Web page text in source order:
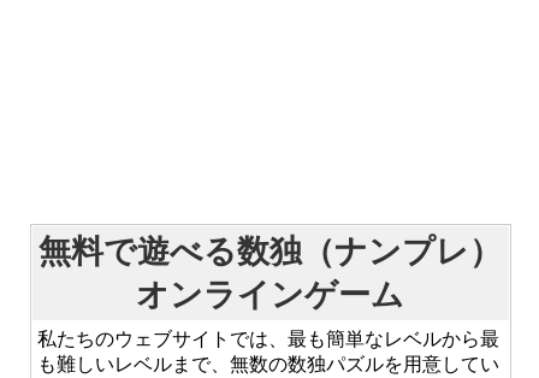
無料で遊べる数独（ナンプレ）
オンラインゲーム
私たちのウェブサイトでは、最も簡単なレベルから最
も難しいレベルまで、無数の数独パズルを用意してい